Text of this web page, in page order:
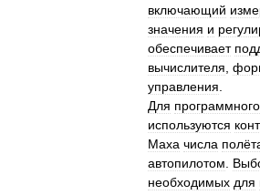
включающий
значения и
обеспечивает
вычислителя
управления
Для программного
используются
Маха числа
автопилотом
необходимых для